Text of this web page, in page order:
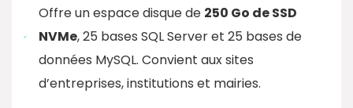
Offre un espace disque de 250 Go de SSD
NVMe, 25 bases SQL Server et 25 bases de
données MySQL. Convient aux sites
d’entreprises, institutions et mairies.